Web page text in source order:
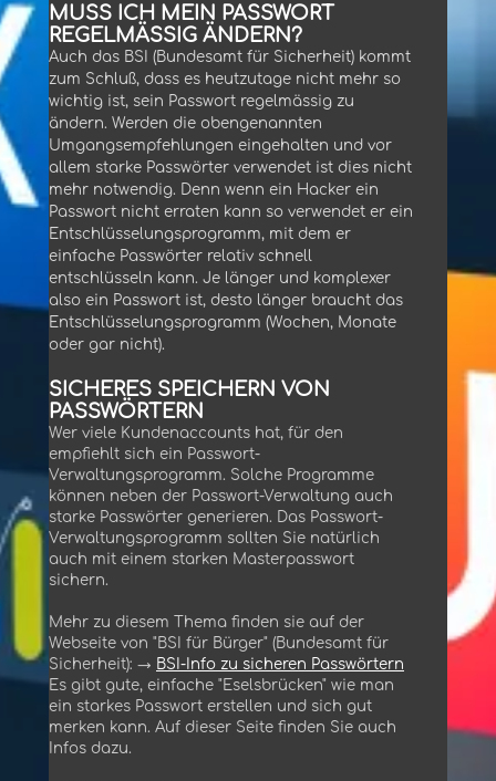
MUSS ICH MEIN PASSWORT
REGELMÄSSIG ÄNDERN?
Auch das BSI (Bundesamt für Sicherheit) kommt
zum Schluß, dass es heutzutage nicht mehr so
wichtig ist, sein Passwort regelmässig zu
ändern. Werden die obengenannten
Umgangsempfehlungen eingehalten und vor
allem starke Passwörter verwendet ist dies nicht
mehr notwendig. Denn wenn ein Hacker ein
Passwort nicht erraten kann so verwendet er ein
Entschlüsselungsprogramm, mit dem er
einfache Passwörter relativ schnell
entschlüsseln kann. Je länger und komplexer
also ein Passwort ist, desto länger braucht das
Entschlüsselungsprogramm (Wochen, Monate
oder gar nicht).
SICHERES SPEICHERN VON
PASSWÖRTERN
Wer viele Kundenaccounts hat, für den
empfiehlt sich ein Passwort-
Verwaltungsprogramm. Solche Programme
können neben der Passwort-Verwaltung auch
starke Passwörter generieren. Das Passwort-
Verwaltungsprogramm sollten Sie natürlich
auch mit einem starken Masterpasswort
sichern.
Mehr zu diesem Thema finden sie auf der
Webseite von "BSI für Bürger" (Bundesamt für
Sicherheit): → BSI-Info zu sicheren Passwörtern
Es gibt gute, einfache "Eselsbrücken" wie man
ein starkes Passwort erstellen und sich gut
merken kann. Auf dieser Seite finden Sie auch
Infos dazu.